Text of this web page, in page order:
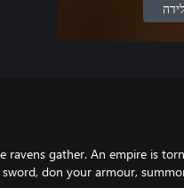
ravens gather. An empire is
don your armour,